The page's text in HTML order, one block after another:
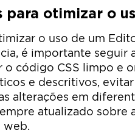
para otimizar o
o uso de um
é importante seguir
o código CSS limpo e
e descritivos,
alterações em
atualizado sobre
web.